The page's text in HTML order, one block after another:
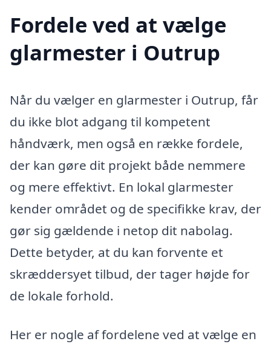
Fordele ved at vælge
glarmester i Outrup
Når du vælger en glarmester i Outrup, får
du ikke blot adgang til kompetent
håndværk, men også en række fordele,
der kan gøre dit projekt både nemmere
og mere effektivt. En lokal glarmester
kender området og de specifikke krav, der
gør sig gældende i netop dit nabolag.
Dette betyder, at du kan forvente et
skræddersyet tilbud, der tager højde for
de lokale forhold.
Her er nogle af fordelene ved at vælge en